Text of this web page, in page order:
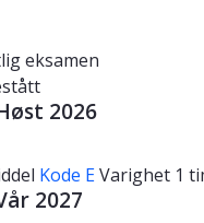
eksamen
2026
Kode EVarighet 1
2027